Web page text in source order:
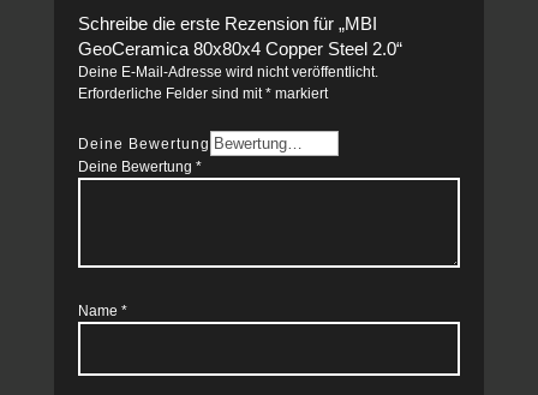
Schreibe die erste Rezension für „MBI
GeoCeramica 80x80x4 Copper Steel 2.0“
Deine E-Mail-Adresse wird nicht veröffentlicht.
Erforderliche Felder sind mit*markiert
Deine Bewertung
Deine Bewertung *
Name *